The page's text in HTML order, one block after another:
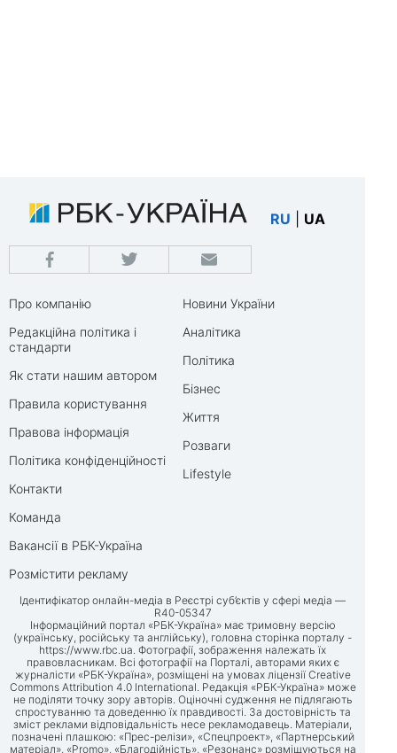
RU UA
Про компанію
Редакційна політика і
стандарти
Як стати нашим автором
Правила користування
Правова інформація
Політика конфіденційності
Контакти
Команда
Вакансії в РБК-Україна
Розмістити рекламу
Новини України
Аналітика
Політика
Бізнес
Життя
Розваги
Lifestyle
Ідентифікатор онлайн-медіа в Реєстрі суб’єктів у сфері медіа —
R40-05347
Інформаційний портал «РБК-Україна» має тримовну версію
(українську, російську та англійську), головна сторінка порталу -
https://www.rbc.ua. Фотографії, зображення належать їх
правовласникам. Всі фотографії на Порталі, авторами яких є
журналісти «РБК-Україна», розміщені на умовах ліцензії Creative
Commons Attribution 4.0 International. Редакція «РБК-Україна» може
не поділяти точку зору авторів. Оціночні судження не підлягають
спростуванню та доведенню їх правдивості. За достовірність та
зміст реклами відповідальність несе рекламодавець. Матеріали,
позначені плашкою: «Прес-релізи», «Спецпроект», «Партнерський
матеріал», «Promo», «Благодійність», «Резонанс» розміщуються на